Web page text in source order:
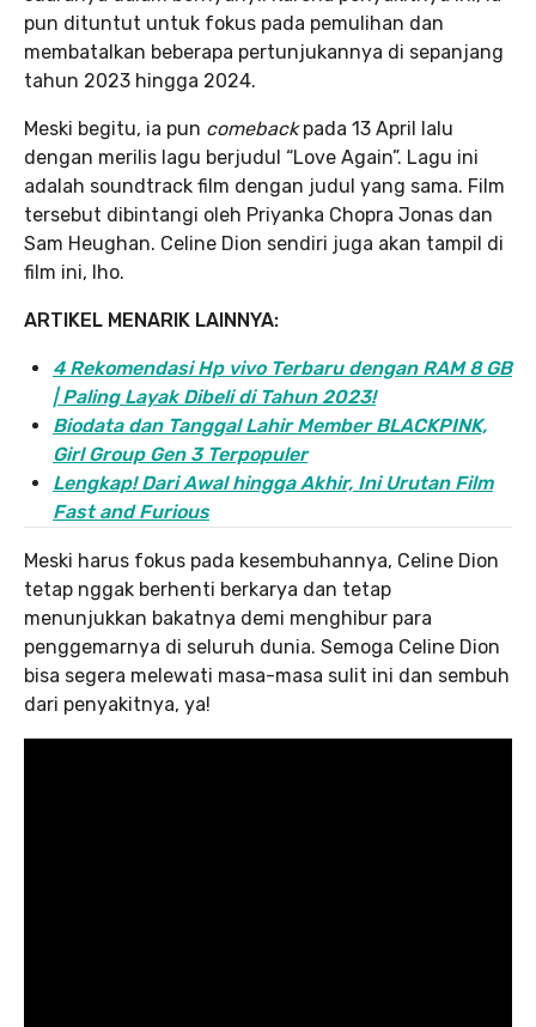
pun dituntut untuk fokus pada pemulihan dan
membatalkan beberapa pertunjukannya di sepanjang
tahun 2023 hingga 2024.
Meski begitu, ia pun comebackpada 13 April lalu
dengan merilis lagu berjudul “Love Again”. Lagu ini
adalah soundtrack film dengan judul yang sama. Film
tersebut dibintangi oleh Priyanka Chopra Jonas dan
Sam Heughan. Celine Dion sendiri juga akan tampil di
film ini, lho.
ARTIKEL MENARIK LAINNYA:
4 Rekomendasi Hp vivo Terbaru dengan RAM 8 GB
| Paling Layak Dibeli di Tahun 2023!
Biodata dan Tanggal Lahir Member BLACKPINK,
Girl Group Gen 3 Terpopuler
Lengkap! Dari Awal hingga Akhir, Ini Urutan Film
Fast and Furious
Meski harus fokus pada kesembuhannya, Celine Dion
tetap nggak berhenti berkarya dan tetap
menunjukkan bakatnya demi menghibur para
penggemarnya di seluruh dunia. Semoga Celine Dion
bisa segera melewati masa-masa sulit ini dan sembuh
dari penyakitnya, ya!